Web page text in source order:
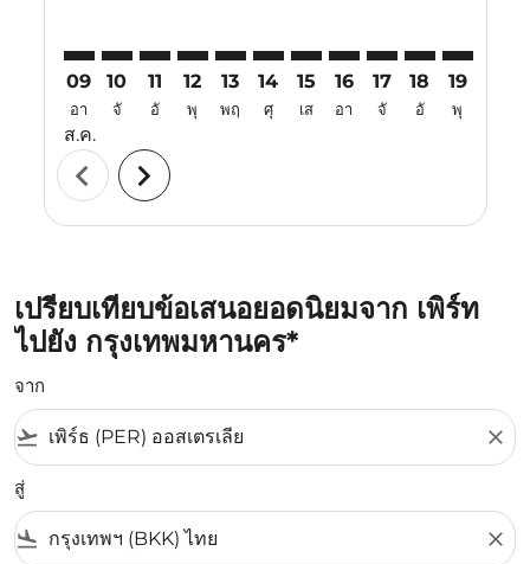
09
อา
ส.ค.
10
จั
11
อั
12
พุ
13
พฤ
14
ศุ
15
เส
16
อา
17
จั
18
อั
19
พุ
chevron_left chevron_right
เปรียบเทียบข้อเสนอยอดนิยมจาก เพิร์ท
ไปยัง กรุงเทพมหานคร*
จาก
flight_takeoff close
สู่
flight_land close